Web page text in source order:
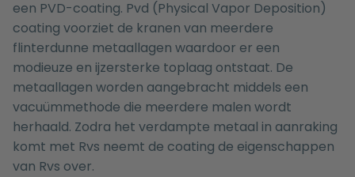
een PVD-coating. Pvd (Physical Vapor Deposition)
coating voorziet de kranen van meerdere
flinterdunne metaallagen waardoor er een
modieuze en ijzersterke toplaag ontstaat. De
metaallagen worden aangebracht middels een
vacuümmethode die meerdere malen wordt
herhaald. Zodra het verdampte metaal in aanraking
komt met Rvs neemt de coating de eigenschappen
van Rvs over.